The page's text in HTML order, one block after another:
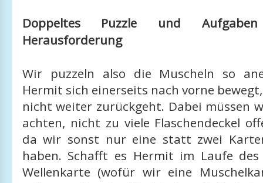
Doppeltes Puzzle und
Herausforderung
Wir puzzeln also die Muscheln so
Hermit sich einerseits nach vorne
nicht weiter zurückgeht. Dabei müssen
achten, nicht zu viele Flaschendeckel
da wir sonst nur eine statt zwei
haben. Schafft es Hermit im Laufe
Wellenkarte (wofür wir eine